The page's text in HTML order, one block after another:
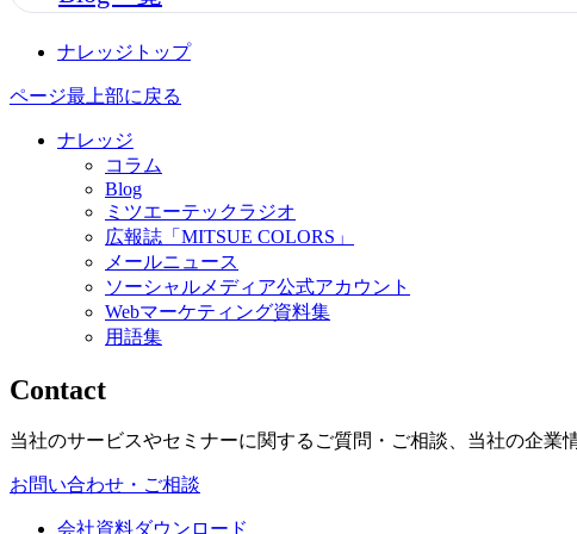
ナレッジトップ
ページ最上部に戻る
ナレッジ
コラム
Blog
ミツエーテックラジオ
広報誌「MITSUE COLORS」
メールニュース
ソーシャルメディア公式アカウント
Webマーケティング資料集
用語集
Contact
当社のサービスやセミナーに関するご質問・ご相談、当社の企業
お問い合わせ・ご相談
会社資料ダウンロード